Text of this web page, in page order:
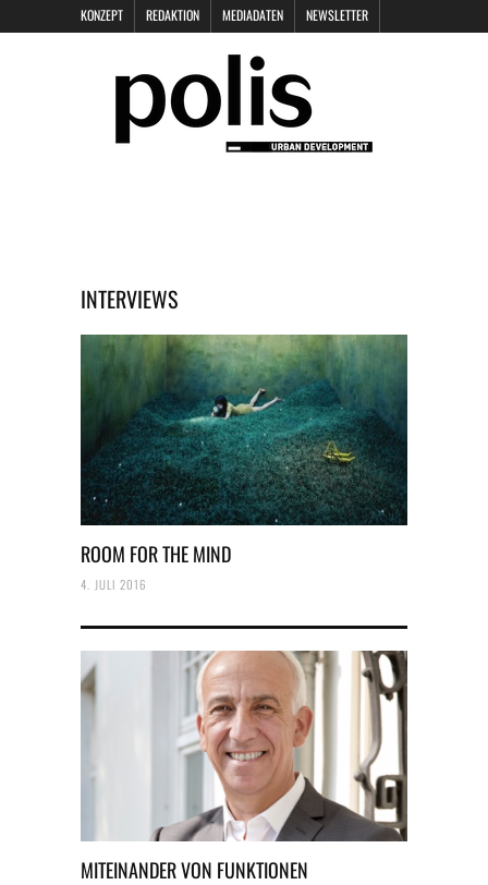
KONZEPT REDAKTION MEDIADATEN NEWSLETTER
DATENSCHUTZ
INTERVIEWS
ROOM FOR THE MIND
4. JULI 2016
MITEINANDER VON FUNKTIONEN